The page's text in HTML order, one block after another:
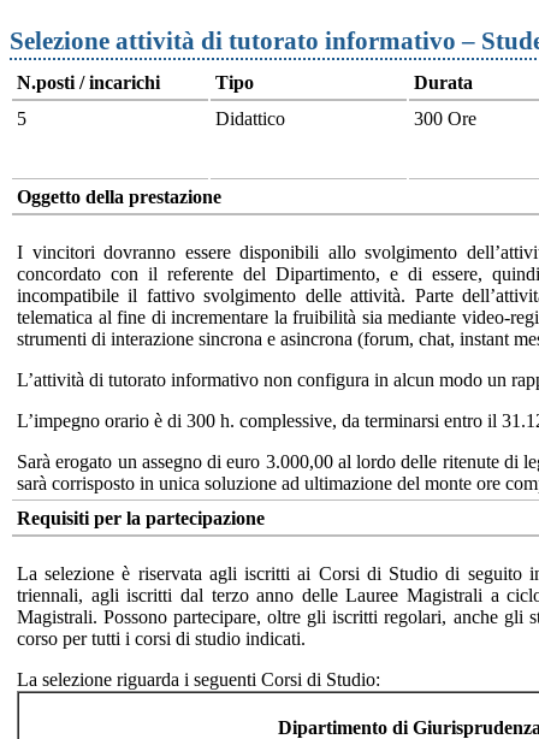
Selezione attività di tutorato informativo –
N.posti / incarichi Tipo
Durata
5
Didattico 300 Ore
Oggetto della prestazione
I vincitori dovranno essere disponibili allo svolgimento
concordato con il referente del Dipartimento, e di essere,
incompatibile il fattivo svolgimento delle attività. Parte
telematica al fine di incrementare la fruibilità sia mediante video-
strumenti di interazione sincrona e asincrona (forum, chat, instant
L’attività di tutorato informativo non configura in alcun modo un
L’impegno orario è di 300 h. complessive, da terminarsi entro il
Sarà erogato un assegno di euro 3.000,00 al lordo delle ritenute di
sarà corrisposto in unica soluzione ad ultimazione del monte ore
Requisiti per la partecipazione
La selezione è riservata agli iscritti ai Corsi di Studio di seguito
triennali, agli iscritti dal terzo anno delle Lauree Magistrali a
Magistrali. Possono partecipare, oltre gli iscritti regolari, anche gli
corso per tutti i corsi di studio indicati.
La selezione riguarda i seguenti Corsi di Studio:
Dipartimento di